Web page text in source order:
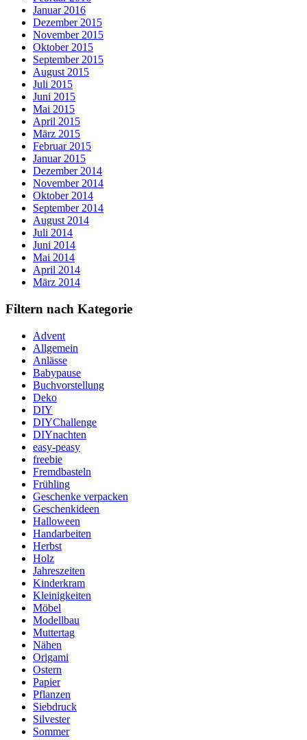
Januar 2016
Dezember 2015
November 2015
Oktober 2015
September 2015
August 2015
Juli 2015
Juni 2015
Mai 2015
April 2015
März 2015
Februar 2015
Januar 2015
Dezember 2014
November 2014
Oktober 2014
September 2014
August 2014
Juli 2014
Juni 2014
Mai 2014
April 2014
März 2014
Filtern nach Kategorie
Advent
Allgemein
Anlässe
Babypause
Buchvorstellung
Deko
DIY
DIYChallenge
DIYnachten
easy-peasy
freebie
Fremdbasteln
Frühling
Geschenke verpacken
Geschenkideen
Halloween
Handarbeiten
Herbst
Holz
Jahreszeiten
Kinderkram
Kleinigkeiten
Möbel
Modellbau
Muttertag
Nähen
Origami
Ostern
Papier
Pflanzen
Siebdruck
Silvester
Sommer